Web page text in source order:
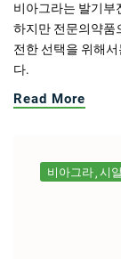
비아그라는 발기부
하지만 전문의약품
전한 선택을 위해
다.
Read More
비아그라 시